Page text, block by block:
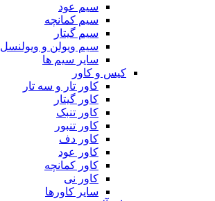
سیم عود
سیم کمانچه
سیم گیتار
سیم ویولن و ویولنسل
سایر سیم ها
کیس و کاور
کاور تار و سه تار
کاور گیتار
کاور تنبک
کاور تنبور
کاور دف
کاور عود
کاور کمانچه
کاور نی
سایر کاورها